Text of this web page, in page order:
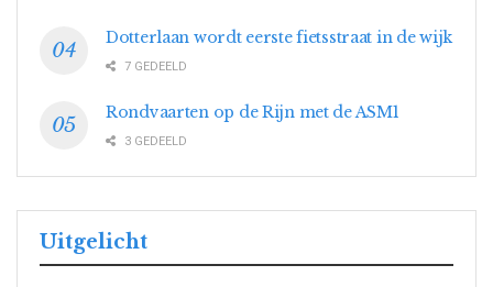
Dotterlaan wordt eerste fietsstraat in de wijk
7 GEDEELD
Rondvaarten op de Rijn met de ASM1
3 GEDEELD
Uitgelicht